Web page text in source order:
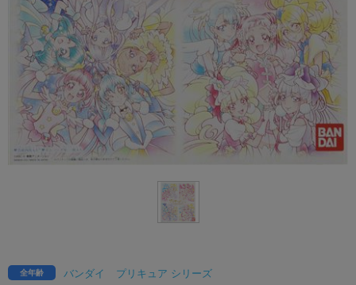
バンダイ プリキュア シリーズ
全年齢